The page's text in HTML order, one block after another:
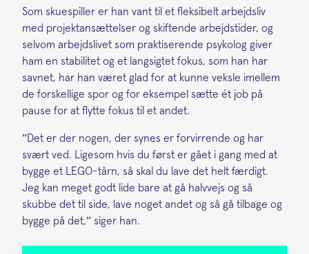
Som skuespiller er han vant til et fleksibelt arbejdsliv
med projektansættelser og skiftende arbejdstider, og
selvom arbejdslivet som praktiserende psykolog giver
ham en stabilitet og et langsigtet fokus, som han har
savnet, har han været glad for at kunne veksle imellem
de forskellige spor og for eksempel sætte ét job på
pause for at flytte fokus til et andet.
”Det er der nogen, der synes er forvirrende og har
svært ved. Ligesom hvis du først er gået i gang med at
bygge et LEGO-tårn, så skal du lave det helt færdigt.
Jeg kan meget godt lide bare at gå halvvejs og så
skubbe det til side, lave noget andet og så gå tilbage og
bygge på det,” siger han.